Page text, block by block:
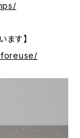
ます】